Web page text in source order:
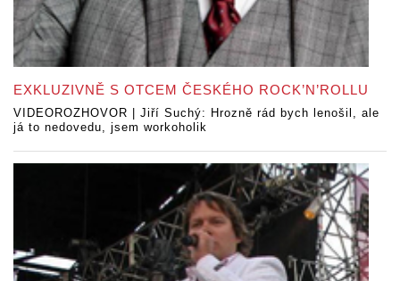
EXKLUZIVNĚ S OTCEM ČESKÉHO ROCK’N’ROLLU
VIDEOROZHOVOR | Jiří Suchý: Hrozně rád bych lenošil, ale
já to nedovedu, jsem workoholik